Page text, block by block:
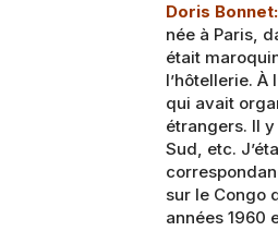
Doris Bonnet:
née à Paris,
était
l’hôtellerie. À
qui avait
étrangers. Il y
Sud, etc.
sur le Congo
années 1960